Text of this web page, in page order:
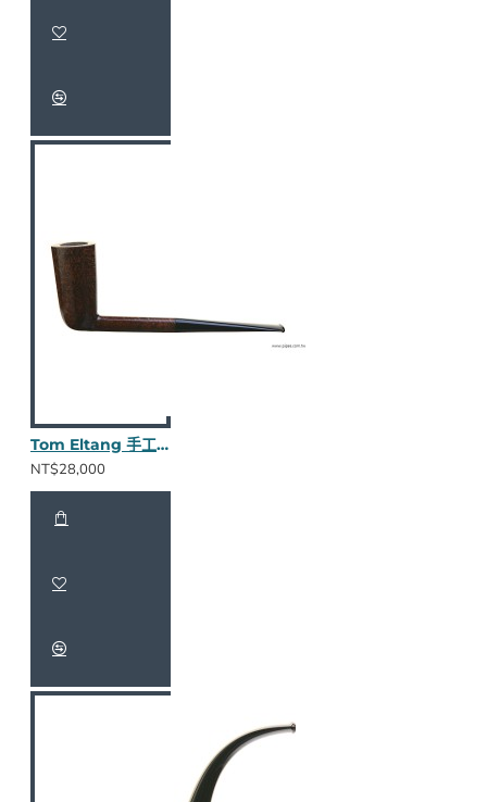
Tom Eltang 手工斗 782324
NT$28,000